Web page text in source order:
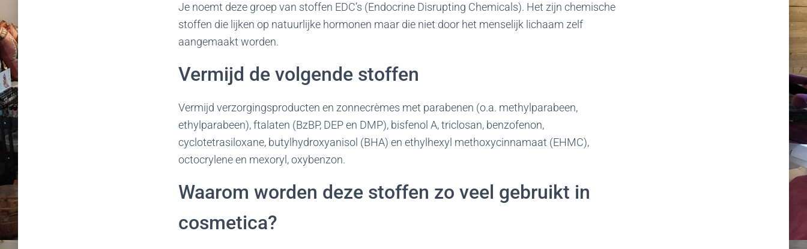
Je noemt deze groep van stoffen EDC’s (Endocrine Disrupting Chemicals). Het zijn chemische
stoffen die lijken op natuurlijke hormonen maar die niet door het menselijk lichaam zelf
aangemaakt worden.
Vermijd de volgende stoffen
Vermijd verzorgingsproducten en zonnecrèmes met parabenen (o.a. methylparabeen,
ethylparabeen), ftalaten (BzBP, DEP en DMP), bisfenol A, triclosan, benzofenon,
cyclotetrasiloxane, butylhydroxyanisol (BHA) en ethylhexyl methoxycinnamaat (EHMC),
octocrylene en mexoryl, oxybenzon.
Waarom worden deze stoffen zo veel gebruikt in
cosmetica?